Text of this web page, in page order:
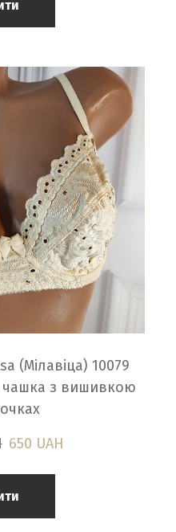
(Мілавіца) 10079
чашка з вишивкою
650 UAH